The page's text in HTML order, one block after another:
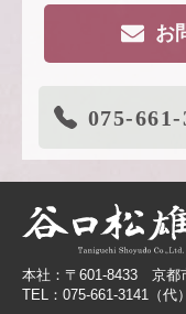
2026.4.16 大型
2026.3.11 商品リ
2026.2.26
【無
める専
2026.2.19 【色
お
075-661-
本社：〒601-8433 京都
TEL：075-661-3141（